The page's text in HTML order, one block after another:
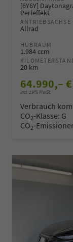
[6Y6Y]
Perleffekt
ANTRIEBSACHSE
Allrad
HUBRAUM
1.984 ccm
20 km
64.990,– €
incl. 19% MwSt.
Verbrauch
CO2-Klasse: G
CO2-